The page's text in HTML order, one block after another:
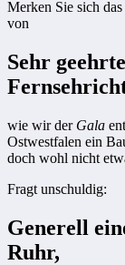
Merken Sie sich
von
Sehr
wie wir der Gala
Ostwestfalen ein
doch wohl nicht
Fragt unschuldig:
Generell
Ruhr,